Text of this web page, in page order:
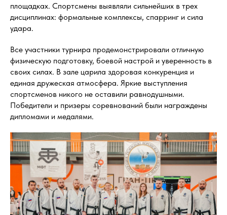
площадках. Спортсмены выявляли сильнейших в трех
дисциплинах: формальные комплексы, спарринг и сила
удара.
Все участники турнира продемонстрировали отличную
физическую подготовку, боевой настрой и уверенность в
своих силах. В зале царила здоровая конкуренция и
единая дружеская атмосфера. Яркие выступления
спортсменов никого не оставили равнодушными.
Победители и призеры соревнований были награждены
дипломами и медалями.